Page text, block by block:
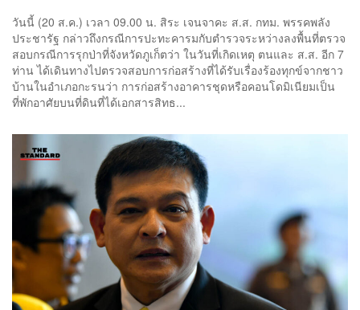
วันนี้ (20 ส.ค.) เวลา 09.00 น. สิระ เจนจาคะ ส.ส. กทม. พรรคพลัง
ประชารัฐ กล่าวถึงกรณีการปะทะคารมกับตำรวจระหว่างลงพื้นที่ตรวจ
สอบกรณีการรุกป่าที่จังหวัดภูเก็ตว่า ในวันที่เกิดเหตุ ตนและ ส.ส. อีก 7
ท่าน ได้เดินทางไปตรวจสอบการก่อสร้างที่ได้รับเรื่องร้องทุกข์จากชาว
บ้านในอำเภอกะรนว่า การก่อสร้างอาคารชุดหรือคอนโดมิเนียมเป็น
ที่พักอาศัยบนที่ดินที่ได้เอกสารสิทธ...